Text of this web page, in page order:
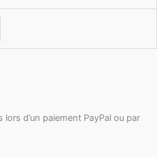
d’un paiement PayPal ou par